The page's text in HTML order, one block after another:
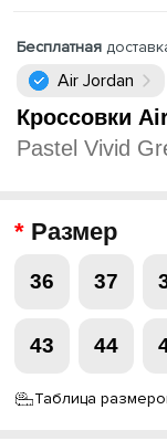
Бесплатная
Air Jordan
Кроссовки
Pastel Vivid
Размер
36 37
43 44
Таблица